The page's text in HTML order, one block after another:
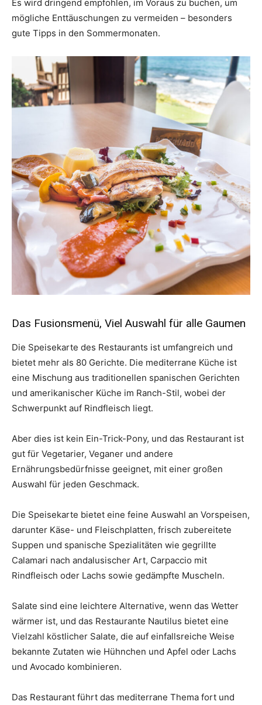
Es wird dringend empfohlen, im Voraus zu buchen, um
mögliche Enttäuschungen zu vermeiden – besonders
gute Tipps in den Sommermonaten.
Das Fusionsmenü, Viel Auswahl für alle Gaumen
Die Speisekarte des Restaurants ist umfangreich und
bietet mehr als 80 Gerichte. Die mediterrane Küche ist
eine Mischung aus traditionellen spanischen Gerichten
und amerikanischer Küche im Ranch-Stil, wobei der
Schwerpunkt auf Rindfleisch liegt.
Aber dies ist kein Ein-Trick-Pony, und das Restaurant ist
gut für Vegetarier, Veganer und andere
Ernährungsbedürfnisse geeignet, mit einer großen
Auswahl für jeden Geschmack.
Die Speisekarte bietet eine feine Auswahl an Vorspeisen,
darunter Käse- und Fleischplatten, frisch zubereitete
Suppen und spanische Spezialitäten wie gegrillte
Calamari nach andalusischer Art, Carpaccio mit
Rindfleisch oder Lachs sowie gedämpfte Muscheln.
Salate sind eine leichtere Alternative, wenn das Wetter
wärmer ist, und das Restaurante Nautilus bietet eine
Vielzahl köstlicher Salate, die auf einfallsreiche Weise
bekannte Zutaten wie Hühnchen und Apfel oder Lachs
und Avocado kombinieren.
Das Restaurant führt das mediterrane Thema fort und